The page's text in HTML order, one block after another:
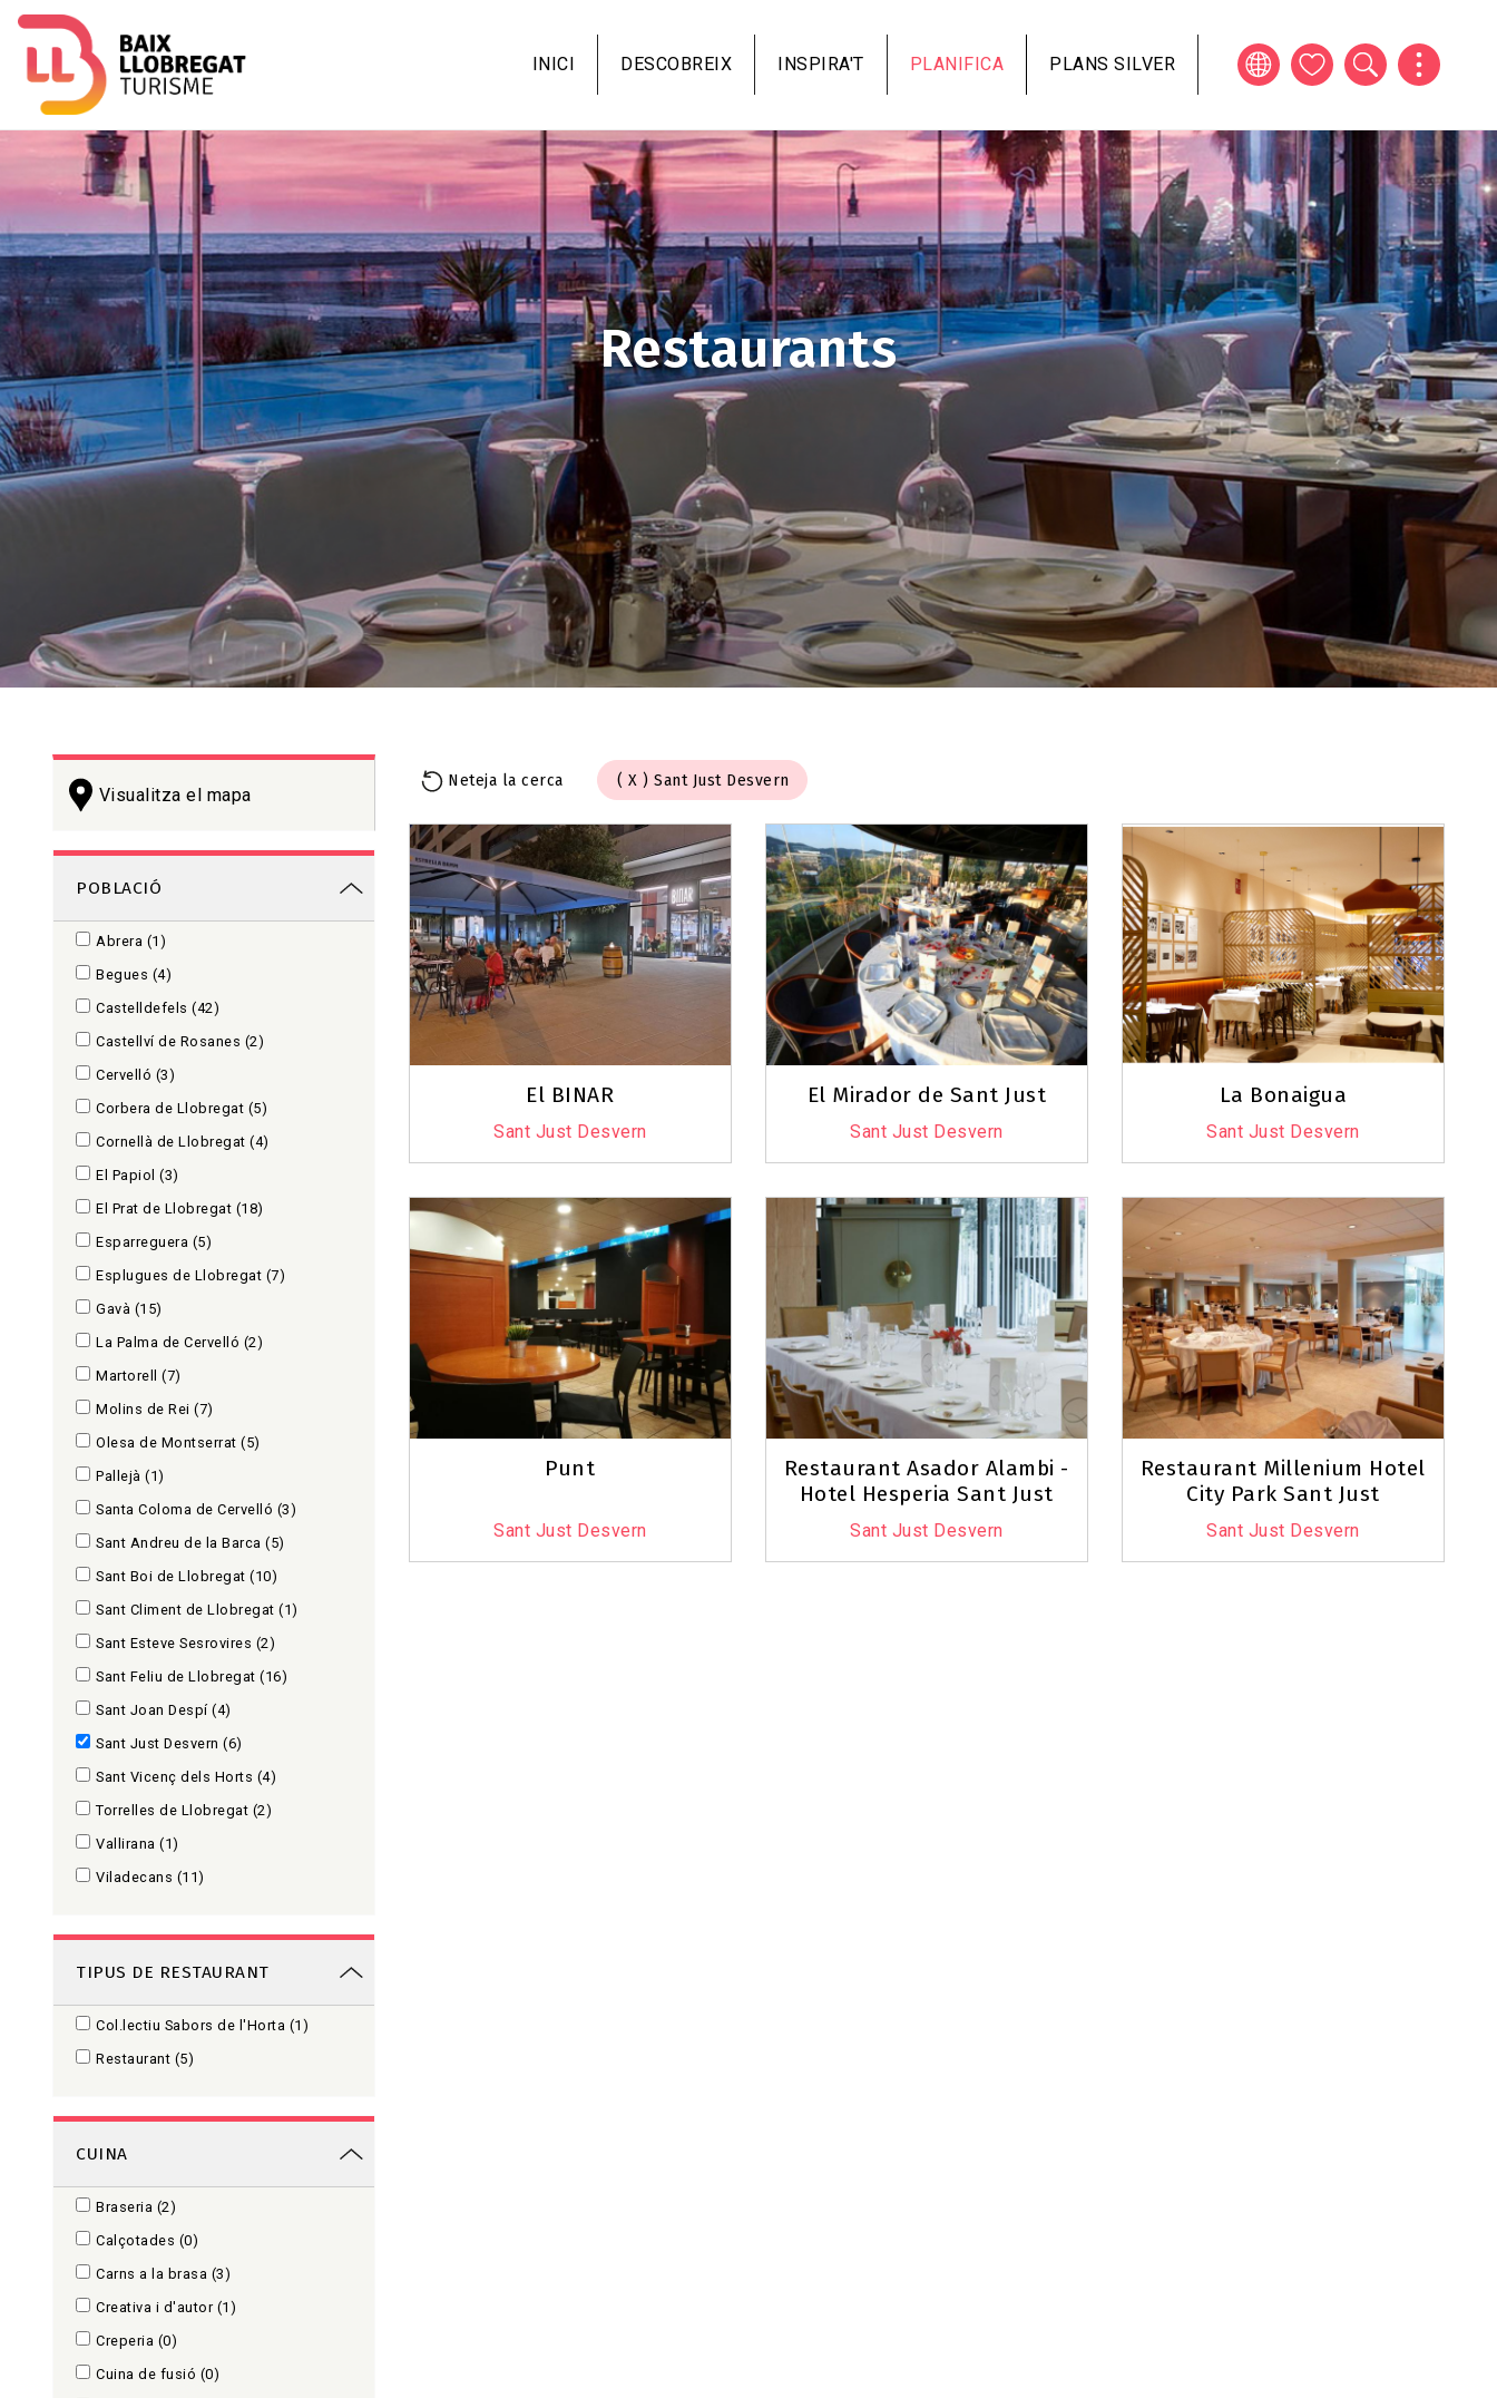
al
contingut
INICI DESCOBREIX INSPIRA'T PLANIFICA PLANS SILVER
Restaurants
Neteja la cerca Sant Just Desvern
+
−
Leaflet © OpenStreetMapcontributors
El BINAR
Sant Just Desvern
El Mirador de Sant Just
Sant Just Desvern
La Bonaigua
Sant Just Desvern
Punt
Sant Just Desvern
Restaurant Asador Alambi -
Hotel Hesperia Sant Just
Sant Just Desvern
Restaurant Millenium Hotel
City Park Sant Just
Sant Just Desvern
Visualitza el mapa
POBLACIÓ
Abrera (1)
Begues (4)
Castelldefels (42)
Castellví de Rosanes (2)
Cervelló (3)
Corbera de Llobregat (5)
Cornellà de Llobregat (4)
El Papiol (3)
El Prat de Llobregat (18)
Esparreguera (5)
Esplugues de Llobregat (7)
Gavà (15)
La Palma de Cervelló (2)
Martorell
(7)
Molins de Rei (7)
Olesa de Montserrat (5)
Pallejà (1)
Santa Coloma de Cervelló (3)
Sant Andreu de la Barca (5)
Sant Boi de Llobregat (10)
Sant Climent de Llobregat (1)
Sant Esteve Sesrovires (2)
Sant Feliu de Llobregat (16)
Sant Joan Despí (4)
Sant Just Desvern (6)
Sant Vicenç dels Horts (4)
Torrelles de Llobregat (2)
Vallirana (1)
Viladecans (11)
TIPUS DE RESTAURANT
Col.lectiu Sabors de l'Horta (1)
Restaurant (5)
CUINA
Braseria (2)
Calçotades (0)
Carns a la brasa (3)
Creativa i d'autor (1)
Creperia (0)
Cuina de fusió (0)